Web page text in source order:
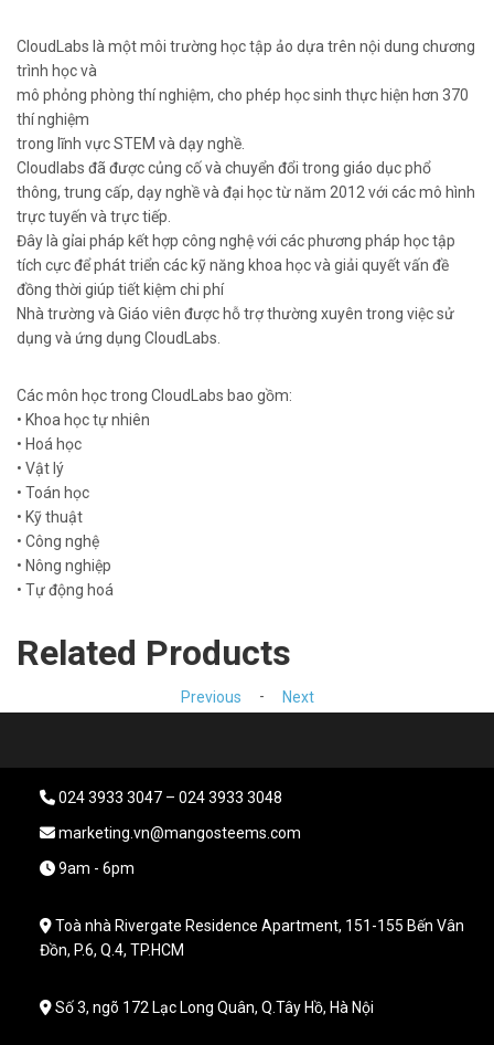
CloudLabs là một môi trường học tập ảo dựa trên nội dung chương
trình học và
mô phỏng phòng thí nghiệm, cho phép học sinh thực hiện hơn 370
thí nghiệm
trong lĩnh vực STEM và dạy nghề.
Cloudlabs đã được củng cố và chuyển đổi trong giáo dục phổ
thông, trung cấp, dạy nghề và đại học từ năm 2012 với các mô hình
trực tuyến và trực tiếp.
Đây là gỉai pháp kết hợp công nghệ với các phương pháp học tập
tích cực để phát triển các kỹ năng khoa học và giải quyết vấn đề
đồng thời giúp tiết kiệm chi phí
Nhà trường và Giáo viên được hỗ trợ thường xuyên trong việc sử
dụng và ứng dụng CloudLabs.
Các môn học trong CloudLabs bao gồm:
• Khoa học tự nhiên
• Hoá học
• Vật lý
• Toán học
• Kỹ thuật
• Công nghệ
• Nông nghiệp
• Tự động hoá
Related Products
Previous - Next
024 3933 3047 – 024 3933 3048
marketing.vn@mangosteems.com
9am - 6pm
Toà nhà Rivergate Residence Apartment, 151-155 Bến Vân
Đồn, P.6, Q.4, TP.HCM
Số 3, ngõ 172 Lạc Long Quân, Q.Tây Hồ, Hà Nội